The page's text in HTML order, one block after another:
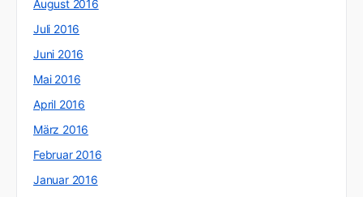
August 2016
Juli 2016
Juni 2016
Mai 2016
April 2016
März 2016
Februar 2016
Januar 2016